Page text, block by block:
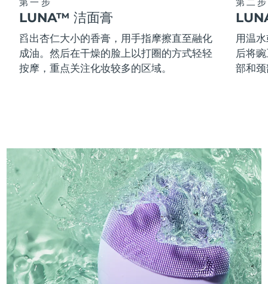
LUNA™ 洁面膏
舀出杏仁大小的香膏，用手指摩擦直至融化
成油。然后在干燥的脸上以打圈的方式轻轻
按摩，重点关注化妆较多的区域。
用温
后将
部和